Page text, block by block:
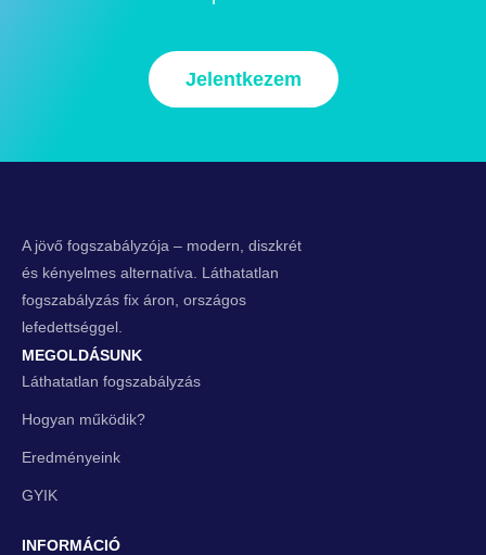
Jelentkezem
A jövő fogszabályzója – modern, diszkrét
és kényelmes alternatíva. Láthatatlan
fogszabályzás fix áron, országos
lefedettséggel.
MEGOLDÁSUNK
Láthatatlan fogszabályzás
Hogyan működik?
Eredményeink
GYIK
INFORMÁCIÓ